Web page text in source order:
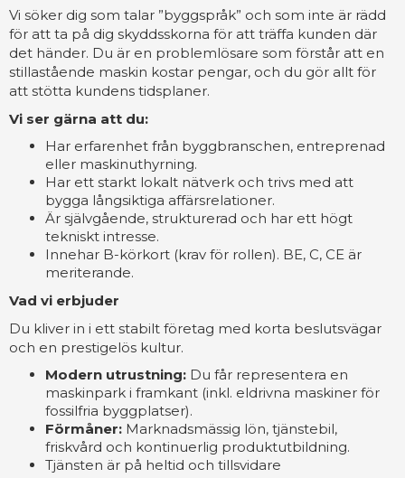
Vi söker dig som talar ”byggspråk” och som inte är rädd
för att ta på dig skyddsskorna för att träffa kunden där
det händer. Du är en problemlösare som förstår att en
stillastående maskin kostar pengar, och du gör allt för
att stötta kundens tidsplaner.
Vi ser gärna att du:
Har erfarenhet från byggbranschen, entreprenad
eller maskinuthyrning.
Har ett starkt lokalt nätverk och trivs med att
bygga långsiktiga affärsrelationer.
Är självgående, strukturerad och har ett högt
tekniskt intresse.
Innehar B-körkort (krav för rollen). BE, C, CE är
meriterande.
Vad vi erbjuder
Du kliver in i ett stabilt företag med korta beslutsvägar
och en prestigelös kultur.
Modern utrustning: Du får representera en
maskinpark i framkant (inkl. eldrivna maskiner för
fossilfria byggplatser).
Förmåner: Marknadsmässig lön, tjänstebil,
friskvård och kontinuerlig produktutbildning.
Tjänsten är på heltid och tillsvidare